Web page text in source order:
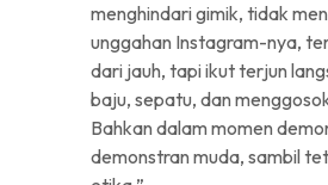
menghindari gimik, tidak
unggahan Instagram-nya,
dari jauh, tapi ikut terjun
baju, sepatu, dan
Bahkan dalam momen
demonstran muda, sambil